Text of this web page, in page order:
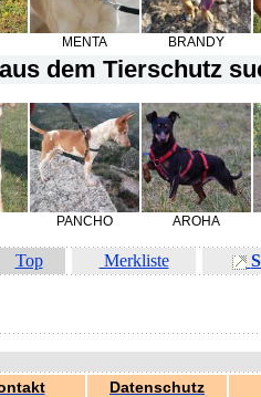
MENTA BRANDY
aus dem Tierschutz
PANCHO AROHA
Top Merkliste
Datenschutz